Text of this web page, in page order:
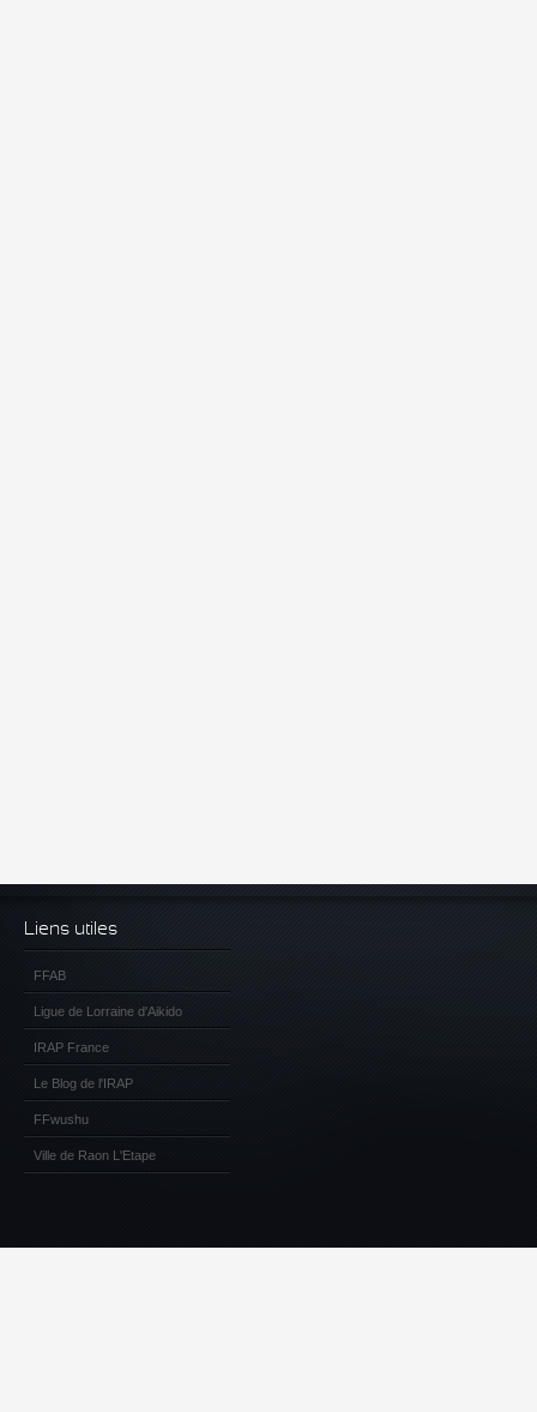
Liens utiles
FFAB
Ligue de Lorraine d'Aikido
IRAP France
Le Blog de l'IRAP
FFwushu
Ville de Raon L'Etape